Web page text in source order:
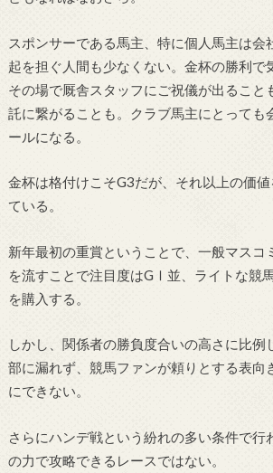
スポンサーである馬主、特に個人馬主は会
起を担ぐ人間も少なくない。金杯の勝利で
その場で厩舎スタッフにご祝儀が出ること
託に繋がることも。クラブ馬主にとっても
ールになる。
金杯は格付けこそG3だが、それ以上の価
ている。
新年最初の重賞ということで、一般マスコ
を流すことで注目度はGⅠ並、ライトな競
を購入する。
しかし、関係者の勝負度合いの高さに比例
部に漏れず、競馬ファンが頼りとする表向
にできない。
さらにハンデ戦という紛れの多い条件で行
の力で攻略できるレースではない。